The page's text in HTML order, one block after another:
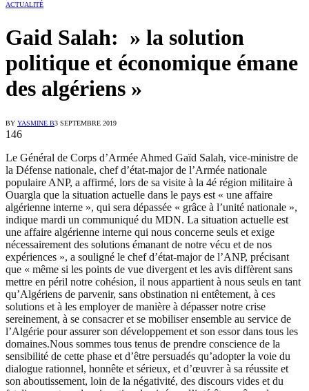
ACTUALITÉ
Gaid Salah: » la solution
politique et économique émane
des algériens »
BY YASMINE B3 SEPTEMBRE 2019
146
Le Général de Corps d’Armée Ahmed Gaïd Salah, vice-ministre de
la Défense nationale, chef d’état-major de l’Armée nationale
populaire ANP, a affirmé, lors de sa visite à la 4é région militaire à
Ouargla que la situation actuelle dans le pays est « une affaire
algérienne interne », qui sera dépassée « grâce à l’unité nationale »,
indique mardi un communiqué du MDN. La situation actuelle est
une affaire algérienne interne qui nous concerne seuls et exige
nécessairement des solutions émanant de notre vécu et de nos
expériences », a souligné le chef d’état-major de l’ANP, précisant
que « même si les points de vue divergent et les avis diffèrent sans
mettre en péril notre cohésion, il nous appartient à nous seuls en tant
qu’Algériens de parvenir, sans obstination ni entêtement, à ces
solutions et à les employer de manière à dépasser notre crise
sereinement, à se consacrer et se mobiliser ensemble au service de
l’Algérie pour assurer son développement et son essor dans tous les
domaines.Nous sommes tous tenus de prendre conscience de la
sensibilité de cette phase et d’être persuadés qu’adopter la voie du
dialogue rationnel, honnête et sérieux, et d’œuvrer à sa réussite et
son aboutissement, loin de la négativité, des discours vides et du